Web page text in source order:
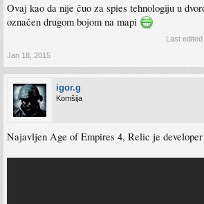
Ovaj kao da nije čuo za spies tehnologiju u
označen drugom bojom na mapi
Last
Jan 18, 2015
igor.g
Komšija
Najavljen Age of Empires 4, Relic je developer